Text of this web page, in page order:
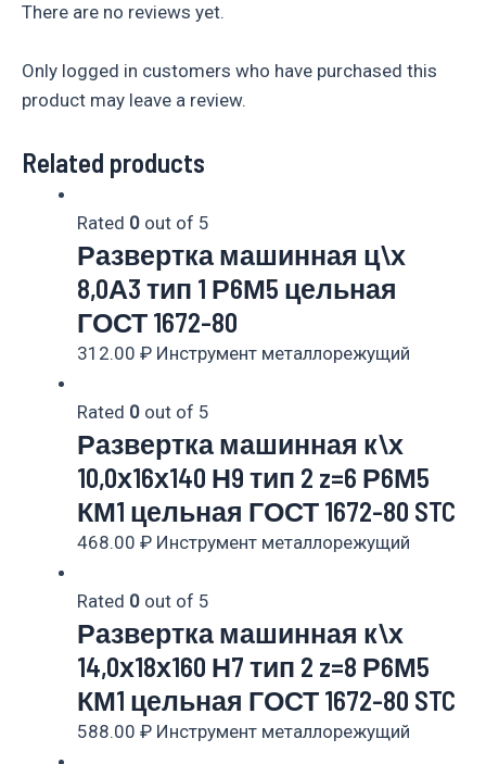
There are no reviews yet.
Only logged in customers who have purchased this
product may leave a review.
Related products
Rated 0 out of 5
Развертка машинная ц\х
8,0А3 тип 1 Р6М5 цельная
ГОСТ 1672-80
312.00 ₽ Инструмент металлорежущий
Rated 0 out of 5
Развертка машинная к\х
10,0х16х140 Н9 тип 2 z=6 Р6М5
КМ1 цельная ГОСТ 1672-80 STC
468.00 ₽ Инструмент металлорежущий
Rated 0 out of 5
Развертка машинная к\х
14,0х18х160 Н7 тип 2 z=8 Р6М5
КМ1 цельная ГОСТ 1672-80 STC
588.00 ₽ Инструмент металлорежущий